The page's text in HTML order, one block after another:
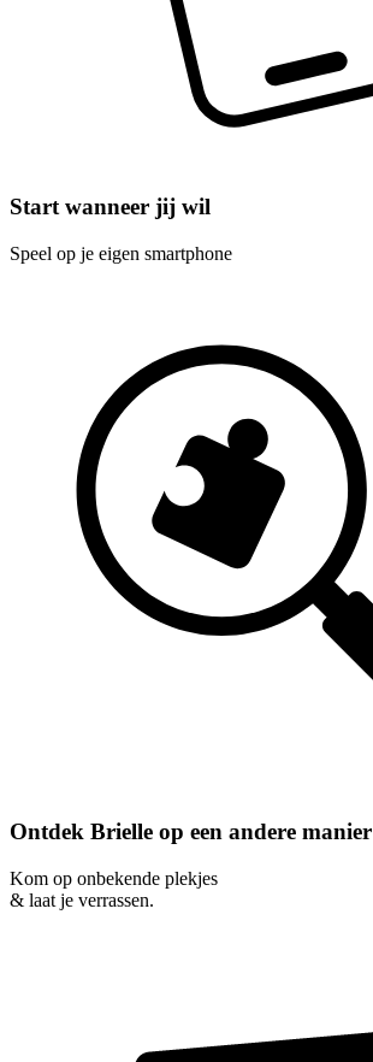
Start wanneer jij wil
Speel op je eigen smartphone
Ontdek Brielle op een andere manier
Kom op onbekende plekjes
& laat je verrassen.